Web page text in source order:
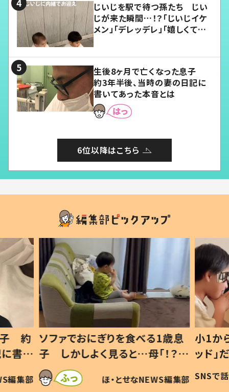
じいじを駅で待つ孫たち じい
じが来た瞬間…！？「じいじイケ
メン」「デレッデレ」「嬉しくて可
生後8ヶ月で亡くなった息子
約3年半後、当時の妻の日記に
書いてあった本音とは
6位以降はこちら
歳息
？」
編集部
小1から不登校、息子は「ギフテ
ッド」だった 父が“ウチ給食”を
作り続ける理由とは #令和の親
#令和の子
SNSで話題 ほ・とせなNEWS編集部
ひ孫
が、抱
「涙
い」